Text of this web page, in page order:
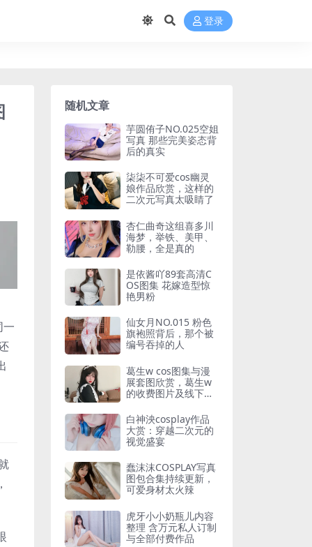
登录
一
随机文章
芋圆侑子NO.025空姐
写真 那些完美姿态背
后的真实
柒柒不可爱cos幽灵
娘作品欣赏，这样的
二次元写真太吸睛了
杏仁曲奇这组喜多川
海梦，举铁、美甲、
勒腰，全是真的
是依酱吖89套高清C
OS图集 花嫁造型惊
艳男粉
仙女月NO.015 粉色
旗袍照背后，那个被
编号吞掉的人
葛生w cos图集与漫
展套图欣赏，葛生w
的收费图片及线下实
白神泱cosplay作品
大赏：穿越二次元的
视觉盛宴
蠢沫沫COSPLAY写真
图包合集持续更新，
可爱身材太火辣
虎牙小小奶瓶儿内容
整理 含万元私人订制
与全部付费作品